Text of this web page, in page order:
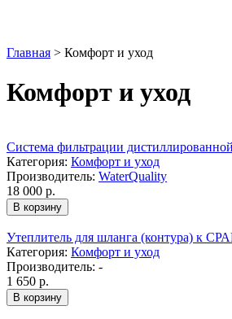
Главная > Комфорт и уход
Комфорт и уход
Cистема фильтрации
Категория: Комфорт и уход
Производитель: WaterQuality
18 000 р.
Утеплитель для шланга (контура) к
Категория: Комфорт и уход
Производитель: -
1 650 р.